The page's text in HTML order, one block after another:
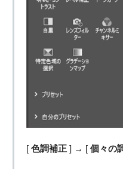
[ 色調補正] → [ 個々の